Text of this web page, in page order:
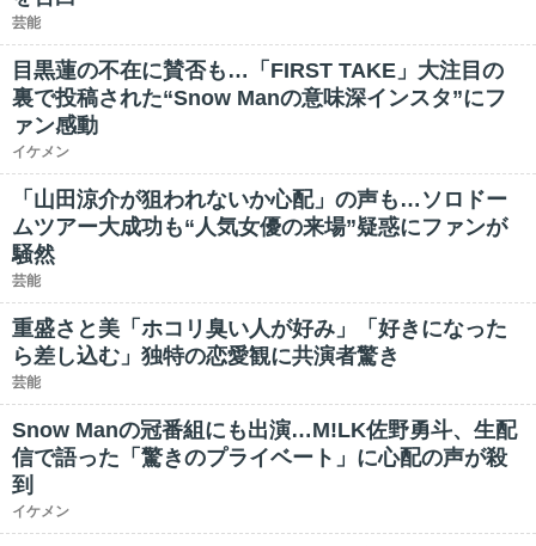
芸能
目黒蓮の不在に賛否も…「FIRST TAKE」大注目の
裏で投稿された“Snow Manの意味深インスタ”にフ
ァン感動
イケメン
「山田涼介が狙われないか心配」の声も…ソロドー
ムツアー大成功も“人気女優の来場”疑惑にファンが
騒然
芸能
重盛さと美「ホコリ臭い人が好み」「好きになった
ら差し込む」独特の恋愛観に共演者驚き
芸能
Snow Manの冠番組にも出演…M!LK佐野勇斗、生配
信で語った「驚きのプライベート」に心配の声が殺
到
イケメン